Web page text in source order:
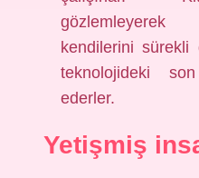
kendilerini
teknolojideki
ederler.
Yetişmiş